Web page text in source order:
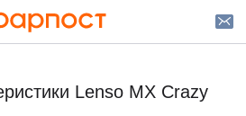
Lenso MX Crazy